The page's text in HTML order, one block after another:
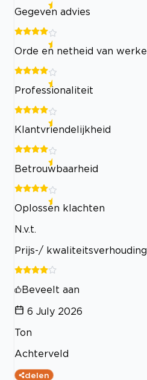
Gegeven advies
Orde en netheid van
Professionaliteit
Klantvriendelijkheid
Betrouwbaarheid
Oplossen klachten
N.v.t.
Prijs-/ kwaliteitsverhouding
Beveelt aan
6 July 2026
Ton
Achterveld
delen